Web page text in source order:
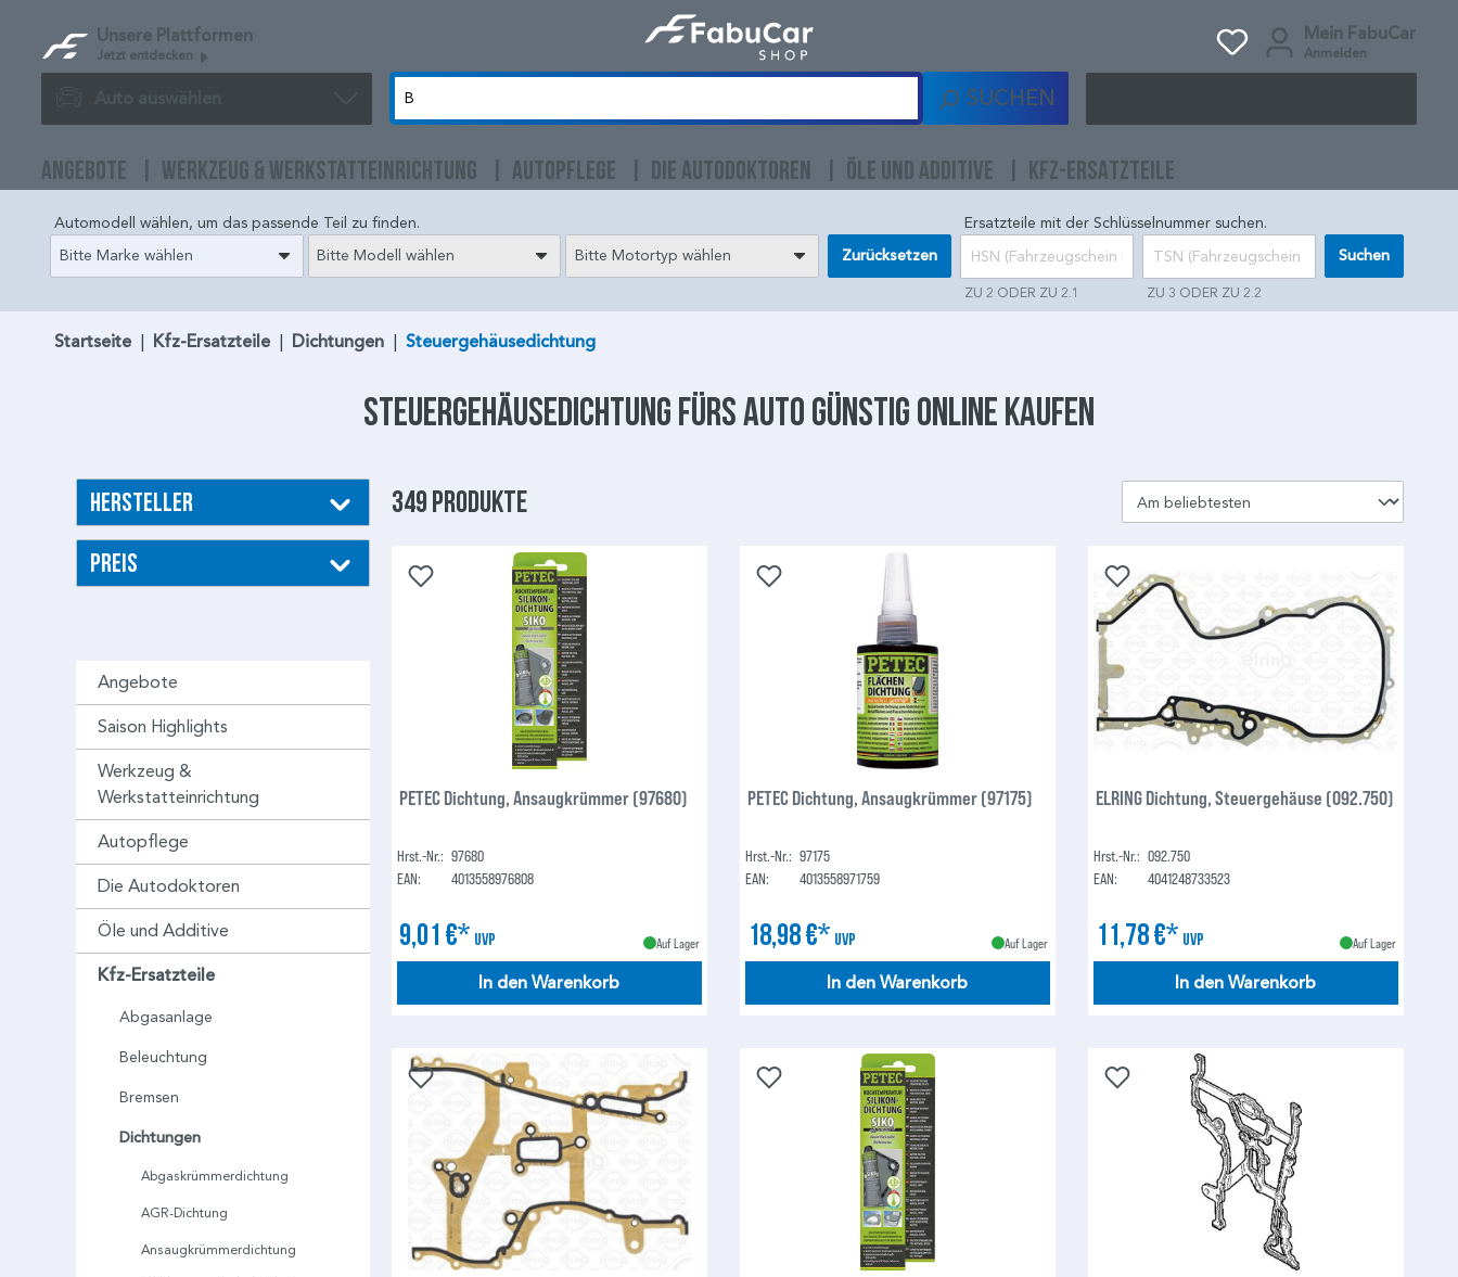
Unsere Plattformen
Jetzt entdecken
Mein FabuCar
Anmelden
Auto auswählen SUCHEN
ANGEBOTE WERKZEUG & WERKSTATTEINRICHTUNG AUTOPFLEGE DIE AUTODOKTOREN ÖLE UND ADDITIVE KFZ-ERSATZTEILE
Automodell wählen, um das passende Teil zu finden.
Bitte Marke wählen
Bitte Modell wählen Bitte Motortyp wählen Zurücksetzen
Ersatzteile mit der Schlüsselnummer suchen.
ZU 2 ODER ZU 2.1 ZU 3 ODER ZU 2.2
Suchen
Startseite Kfz-Ersatzteile Dichtungen Steuergehäusedichtung
Steuergehäusedichtung fürs Auto günstig online kaufen
Hersteller
Preis
Angebote
Saison Highlights
Werkzeug &
Werkstatteinrichtung
Autopflege
Die Autodoktoren
Öle und Additive
Kfz-Ersatzteile
Abgasanlage
Beleuchtung
Bremsen
Dichtungen
Abgaskrümmerdichtung
AGR-Dichtung
Ansaugkrümmerdichtung
349 Produkte
PETEC Dichtung, Ansaugkrümmer (97680)
Hrst.-Nr.: 97680
EAN:
4013558976808
9,01 €* UVP Auf Lager
In den Warenkorb
PETEC Dichtung, Ansaugkrümmer (97175)
Hrst.-Nr.: 97175
EAN:
4013558971759
18,98 €* UVP Auf Lager
In den Warenkorb
ELRING Dichtung, Steuergehäuse (092.750)
Hrst.-Nr.: 092.750
EAN:
4041248733523
11,78 €* UVP Auf Lager
In den Warenkorb